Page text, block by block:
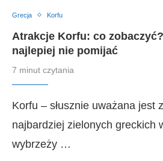
Grecja Korfu
Atrakcje Korfu: co
najlepiej nie pomijać
7 minut czytania
Korfu – słusznie uważana jest
najbardziej zielonych greckich
wybrzeży …